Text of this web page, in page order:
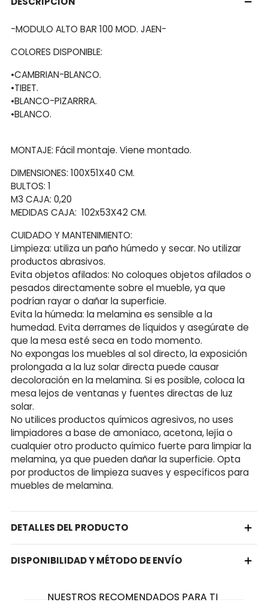
-MODULO ALTO BAR 100 MOD. JAEN-
COLORES DISPONIBLE:
•CAMBRIAN-BLANCO.
•TIBET.
•BLANCO-PIZARRRA.
•BLANCO.
MONTAJE: Fácil montaje. Viene montado.
DIMENSIONES: 100X51X40 CM.
BULTOS: 1
M3 CAJA: 0,20
MEDIDAS CAJA: 102x53X42 CM.
CUIDADO Y MANTENIMIENTO:
Limpieza: utiliza un paño húmedo y secar. No utilizar
productos abrasivos.
Evita objetos afilados: No coloques objetos afilados o
pesados directamente sobre el mueble, ya que
podrían rayar o dañar la superficie.
Evita la húmeda: la melamina es sensible a la
humedad. Evita derrames de líquidos y asegúrate de
que la mesa esté seca en todo momento.
No expongas los muebles al sol directo, la exposición
prolongada a la luz solar directa puede causar
decoloración en la melamina. Si es posible, coloca la
mesa lejos de ventanas y fuentes directas de luz
solar.
No utilices productos químicos agresivos, no uses
limpiadores a base de amoníaco, acetona, lejía o
cualquier otro producto químico fuerte para limpiar la
melamina, ya que pueden dañar la superficie. Opta
por productos de limpieza suaves y específicos para
muebles de melamina.
DETALLES DEL PRODUCTO
DISPONIBILIDAD Y MÉTODO DE ENVÍO
NUESTROS RECOMENDADOS PARA TI